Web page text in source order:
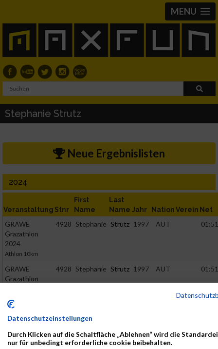
MENU
Stephanie Strutz
Neue Ergebnislisten
2024
Veranstaltung Stnr
First
Name
Last
Name Jahr NationVerein Net
GRAWE
Grazathlon
2024
Athlon 10km
4928 Stephanie Strutz 1997 AUT
GRAWE
Grazathlon
Athlon Mixed
Team
4928 Stephanie Strutz 1997 AUT
First
Last
Datenschutzeinstellungen
Durch Klicken auf die Schaltfläche „Ablehnen“ wird die
nur für unbedingt erforderliche cookie beibehalten.